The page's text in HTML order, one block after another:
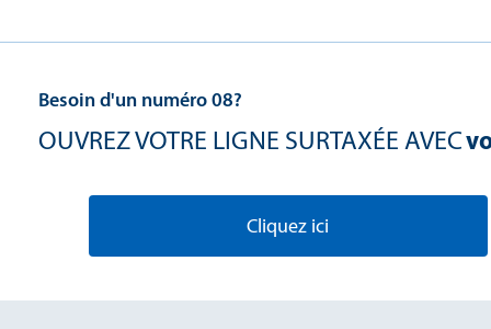
Besoin d'un numéro 08?
OUVREZ VOTRE LIGNE SURTAXÉE AVEC
Cliquez ici